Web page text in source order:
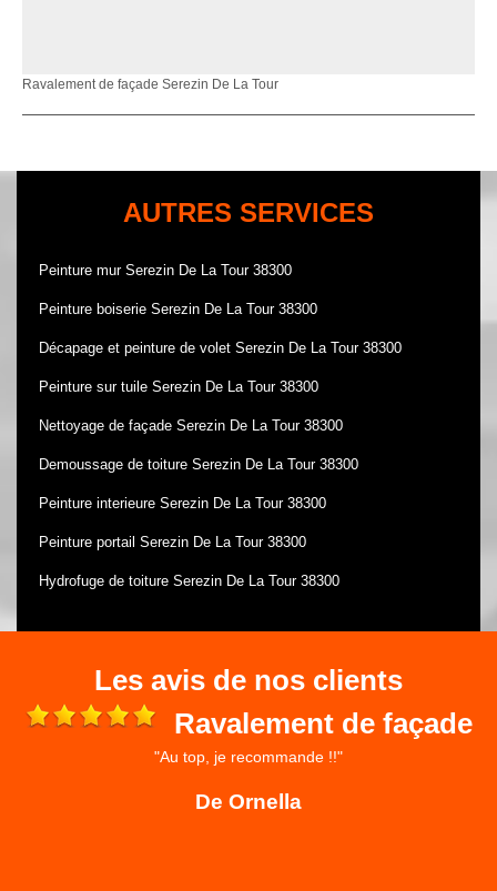
Ravalement de façade Serezin De La Tour
AUTRES SERVICES
Peinture mur Serezin De La Tour 38300
Peinture boiserie Serezin De La Tour 38300
Décapage et peinture de volet Serezin De La Tour 38300
Peinture sur tuile Serezin De La Tour 38300
Nettoyage de façade Serezin De La Tour 38300
Demoussage de toiture Serezin De La Tour 38300
Peinture interieure Serezin De La Tour 38300
Peinture portail Serezin De La Tour 38300
Hydrofuge de toiture Serezin De La Tour 38300
Les avis de nos clients
Ravalement de façade
"Au top, je recommande !!"
De Ornella